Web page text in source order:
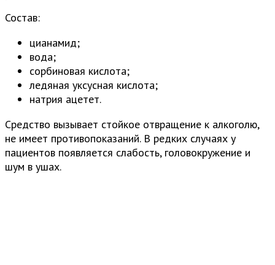
Состав:
цианамид;
вода;
сорбиновая кислота;
ледяная уксусная кислота;
натрия ацетет.
Средство вызывает стойкое отвращение к алкоголю,
не имеет противопоказаний. В редких случаях у
пациентов появляется слабость, головокружение и
шум в ушах.